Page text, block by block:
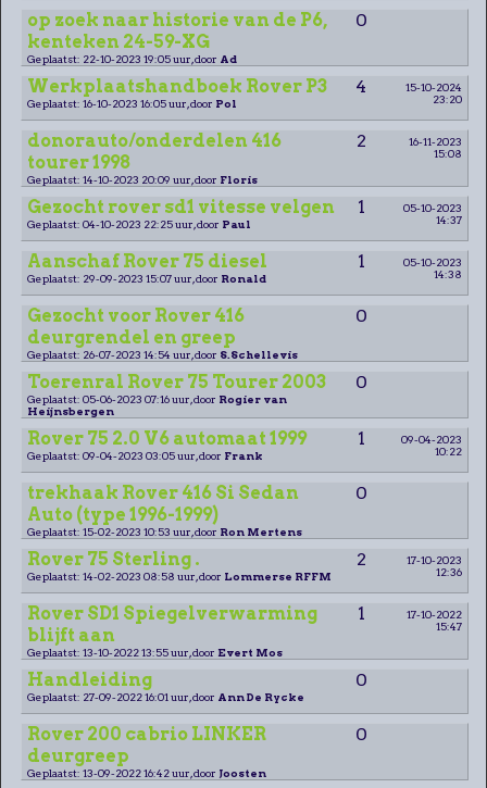
op zoek naar historie van de P6,
kenteken 24-59-XG
0
Geplaatst: 22-10-2023 19:05 uur, door Ad
Werkplaatshandboek Rover P3 4
15-10-2024
23:20
Geplaatst: 16-10-2023 16:05 uur, door Pol
donorauto/onderdelen 416
tourer 1998
2
16-11-2023
15:08
Geplaatst: 14-10-2023 20:09 uur, door Floris
Gezocht rover sd1 vitesse velgen 1
05-10-2023
14:37
Geplaatst: 04-10-2023 22:25 uur, door Paul
Aanschaf Rover 75 diesel 1
05-10-2023
14:38
Geplaatst: 29-09-2023 15:07 uur, door Ronald
Gezocht voor Rover 416
deurgrendel en greep
0
Geplaatst: 26-07-2023 14:54 uur, door S.Schellevis
Toerenral Rover 75 Tourer 2003 0
Geplaatst: 05-06-2023 07:16 uur, door Rogier van
Heijnsbergen
Rover 75 2.0 V6 automaat 1999 1
09-04-2023
10:22
Geplaatst: 09-04-2023 03:05 uur, door Frank
trekhaak Rover 416 Si Sedan
Auto (type 1996-1999)
0
Geplaatst: 15-02-2023 10:53 uur, door Ron Mertens
Rover 75 Sterling . 2
17-10-2023
12:36
Geplaatst: 14-02-2023 08:58 uur, door Lommerse RFFM
Rover SD1 Spiegelverwarming
blijft aan
1
17-10-2022
15:47
Geplaatst: 13-10-2022 13:55 uur, door Evert Mos
Handleiding 0
Geplaatst: 27-09-2022 16:01 uur, door Ann De Rycke
Rover 200 cabrio LINKER
deurgreep
0
Geplaatst: 13-09-2022 16:42 uur, door Joosten